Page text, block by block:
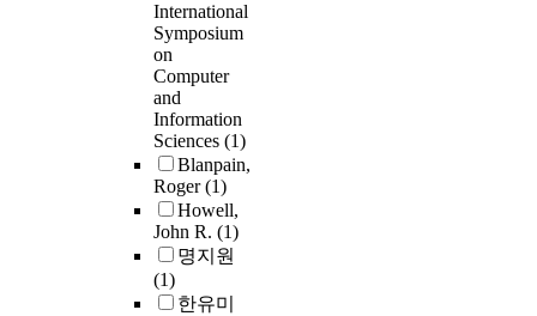
International
Symposium
on
Computer
and
Information
Sciences (1)
Blanpain,
Roger(1)
Howell,
John R. (1)
명지원
(1)
한유미